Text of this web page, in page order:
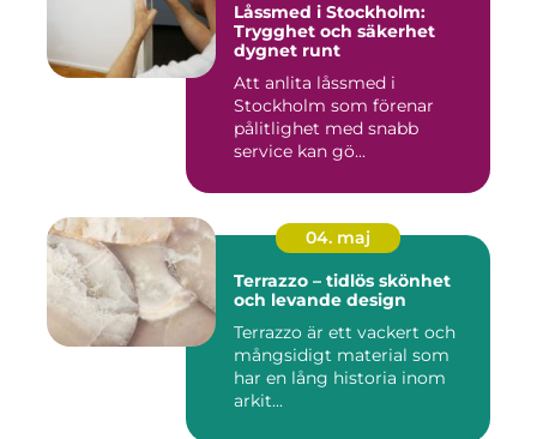
Låssmed i Stockholm:
Trygghet och säkerhet
dygnet runt
Att anlita låssmed i
Stockholm som förenar
pålitlighet med snabb
service kan gö...
04. maj
Terrazzo – tidlös skönhet
och levande design
Terrazzo är ett vackert och
mångsidigt material som
har en lång historia inom
arkit...